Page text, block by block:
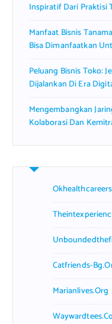
Inspiratif Dari Praktisi
Manfaat Bisnis
Bisa Dimanfaatkan
Peluang Bisnis Toko:
Dijalankan Di Era
Mengembangkan
Kolaborasi Dan
Catfriends-
Marianlives.org